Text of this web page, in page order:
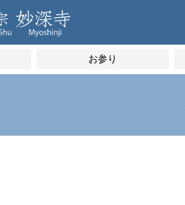
お参り